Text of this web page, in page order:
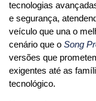
tecnologias
e segurança,
veículo que una o
cenário que o Song
versões que
exigentes até as
tecnológico.